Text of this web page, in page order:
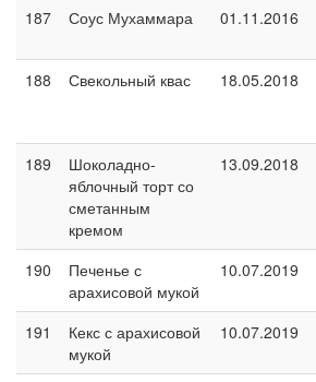
187 Соус Мухаммара 01.11.2016
188
Свекольный квас 18.05.2018
189
Шоколадно-
яблочный торт со
сметанным
кремом
13.09.2018
190
Печенье с
арахисовой мукой
10.07.2019
191
Кекс с арахисовой
мукой
10.07.2019